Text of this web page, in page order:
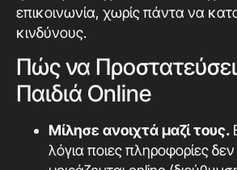
επικοινωνία, χωρίς πάντα να
κινδύνους.
Πώς να
Παιδιά Online
Μίλησε ανοιχτά μαζί τους.
λόγια ποιες πληροφορίες